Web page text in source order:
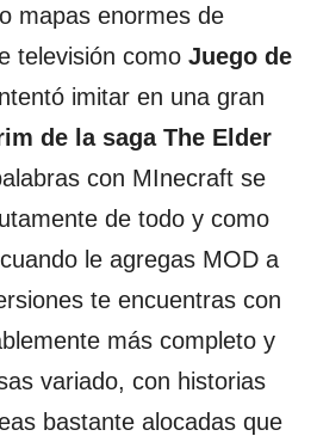
mapas enormes de
televisión como Juego de
imitar en una gran
de la saga The Elder
con MInecraft se
de todo y como
le agregas MOD a
te encuentras con
más completo y
variado, con historias
bastante alocadas que